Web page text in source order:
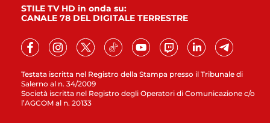
Testata iscritta nel Registro della Stampa presso il Tribunale di
Salerno al n. 34/2009
Società iscritta nel Registro degli Operatori di Comunicazione c/o
l’AGCOM al n. 20133
STILE TV HD in onda su:
CANALE 78 DEL DIGITALE TERRESTRE